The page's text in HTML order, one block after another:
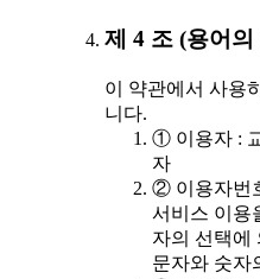
제 4 조 (용어의
이 약관에서 사용
니다.
① 이용자 :
자
② 이용자번
서비스 이용
자의 선택에
문자와 숫자